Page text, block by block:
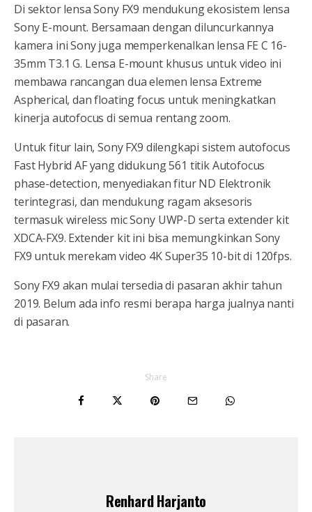
Di sektor lensa Sony FX9 mendukung ekosistem lensa
Sony E-mount. Bersamaan dengan diluncurkannya
kamera ini Sony juga memperkenalkan lensa FE C 16-
35mm T3.1 G. Lensa E-mount khusus untuk video ini
membawa rancangan dua elemen lensa Extreme
Aspherical, dan floating focus untuk meningkatkan
kinerja autofocus di semua rentang zoom.
Untuk fitur lain, Sony FX9 dilengkapi sistem autofocus
Fast Hybrid AF yang didukung 561 titik Autofocus
phase-detection, menyediakan fitur ND Elektronik
terintegrasi, dan mendukung ragam aksesoris
termasuk wireless mic Sony UWP-D serta extender kit
XDCA-FX9. Extender kit ini bisa memungkinkan Sony
FX9 untuk merekam video 4K Super35 10-bit di 120fps.
Sony FX9 akan mulai tersedia di pasaran akhir tahun
2019. Belum ada info resmi berapa harga jualnya nanti
di pasaran.
Share
Renhard Harjanto